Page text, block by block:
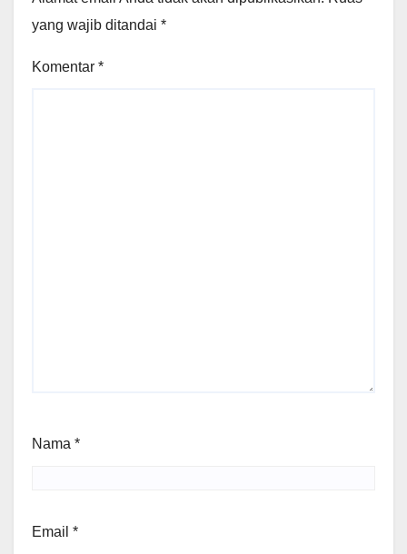
yang wajib ditandai *
Komentar *
Nama *
Email *